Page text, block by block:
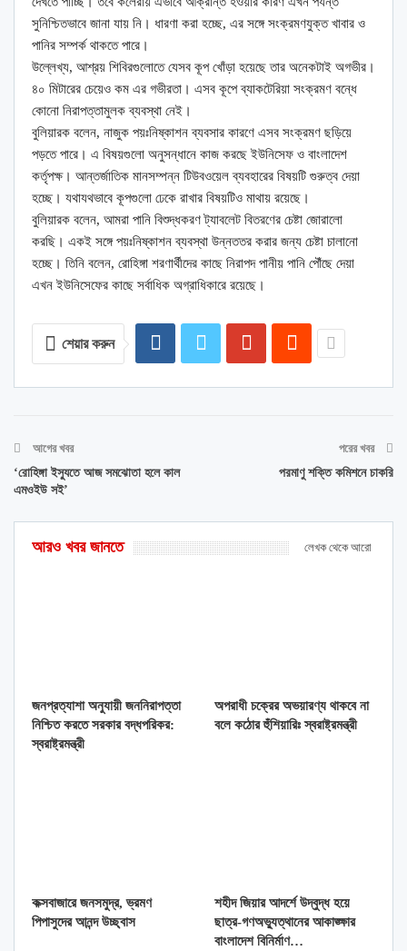
সুনিশ্চিতভাবে জানা যায় নি। ধারণা করা হচ্ছে, এর সঙ্গে সংক্রমণযুক্ত খাবার ও
পানির সম্পর্ক থাকতে পারে।
উল্লেখ্য, আশ্রয় শিবিরগুলোতে যেসব কূপ খোঁড়া হয়েছে তার অনেকটাই অগভীর।
৪০ মিটারের চেয়েও কম এর গভীরতা। এসব কূপে ব্যাকটেরিয়া সংক্রমণ বন্ধে
কোনো নিরাপত্তামুলক ব্যবস্থা নেই।
বুলিয়ারক বলেন, নাজুক পয়ঃনিষ্কাশন ব্যবসার কারণে এসব সংক্রমণ ছড়িয়ে
পড়তে পারে। এ বিষয়গুলো অনুসন্ধানে কাজ করছে ইউনিসেফ ও বাংলাদেশ
কর্তৃপক্ষ। আন্তর্জাতিক মানসম্পন্ন টিউবওয়েল ব্যবহারের বিষয়টি গুরুত্ব দেয়া
হচ্ছে। যথাযথভাবে কূপগুলো ঢেকে রাখার বিষয়টিও মাথায় রয়েছে।
বুলিয়ারক বলেন, আমরা পানি বিশুদ্ধকরণ ট্যাবলেট বিতরণের চেষ্টা জোরালো
করছি। একই সঙ্গে পয়ঃনিষ্কাশন ব্যবস্থা উন্নততর করার জন্য চেষ্টা চালানো
হচ্ছে। তিনি বলেন, রোহিঙ্গা শরণার্থীদের কাছে নিরাপদ পানীয় পানি পৌঁছে দেয়া
এখন ইউনিসেফের কাছে সর্বাধিক অগ্রাধিকারে রয়েছে।
শেয়ার করুন
আগের খবর
‘রোহিঙ্গা ইস্যুতে আজ সমঝোতা হলে কাল
এমওইউ সই’
পরের খবর
পরমাণু শক্তি কমিশনে চাকরি
আরও খবর জানতে লেখক থেকে আরো
জনপ্রত্যাশা অনুযায়ী জননিরাপত্তা
নিশ্চিত করতে সরকার বদ্ধপরিকর:
স্বরাষ্ট্রমন্ত্রী
অপরাধী চক্রের অভয়ারণ্য থাকবে না
বলে কঠোর হুঁশিয়ারিঃ স্বরাষ্ট্রমন্ত্রী
কক্সবাজারে জনসমুদ্র, ভ্রমণ
পিপাসুদের আনন্দ উচ্ছ্বাস
শহীদ জিয়ার আদর্শে উদ্বুদ্ধ হয়ে
ছাত্র-গণঅভ্যুত্থানের আকাঙ্ক্ষার
বাংলাদেশ বিনির্মাণ…